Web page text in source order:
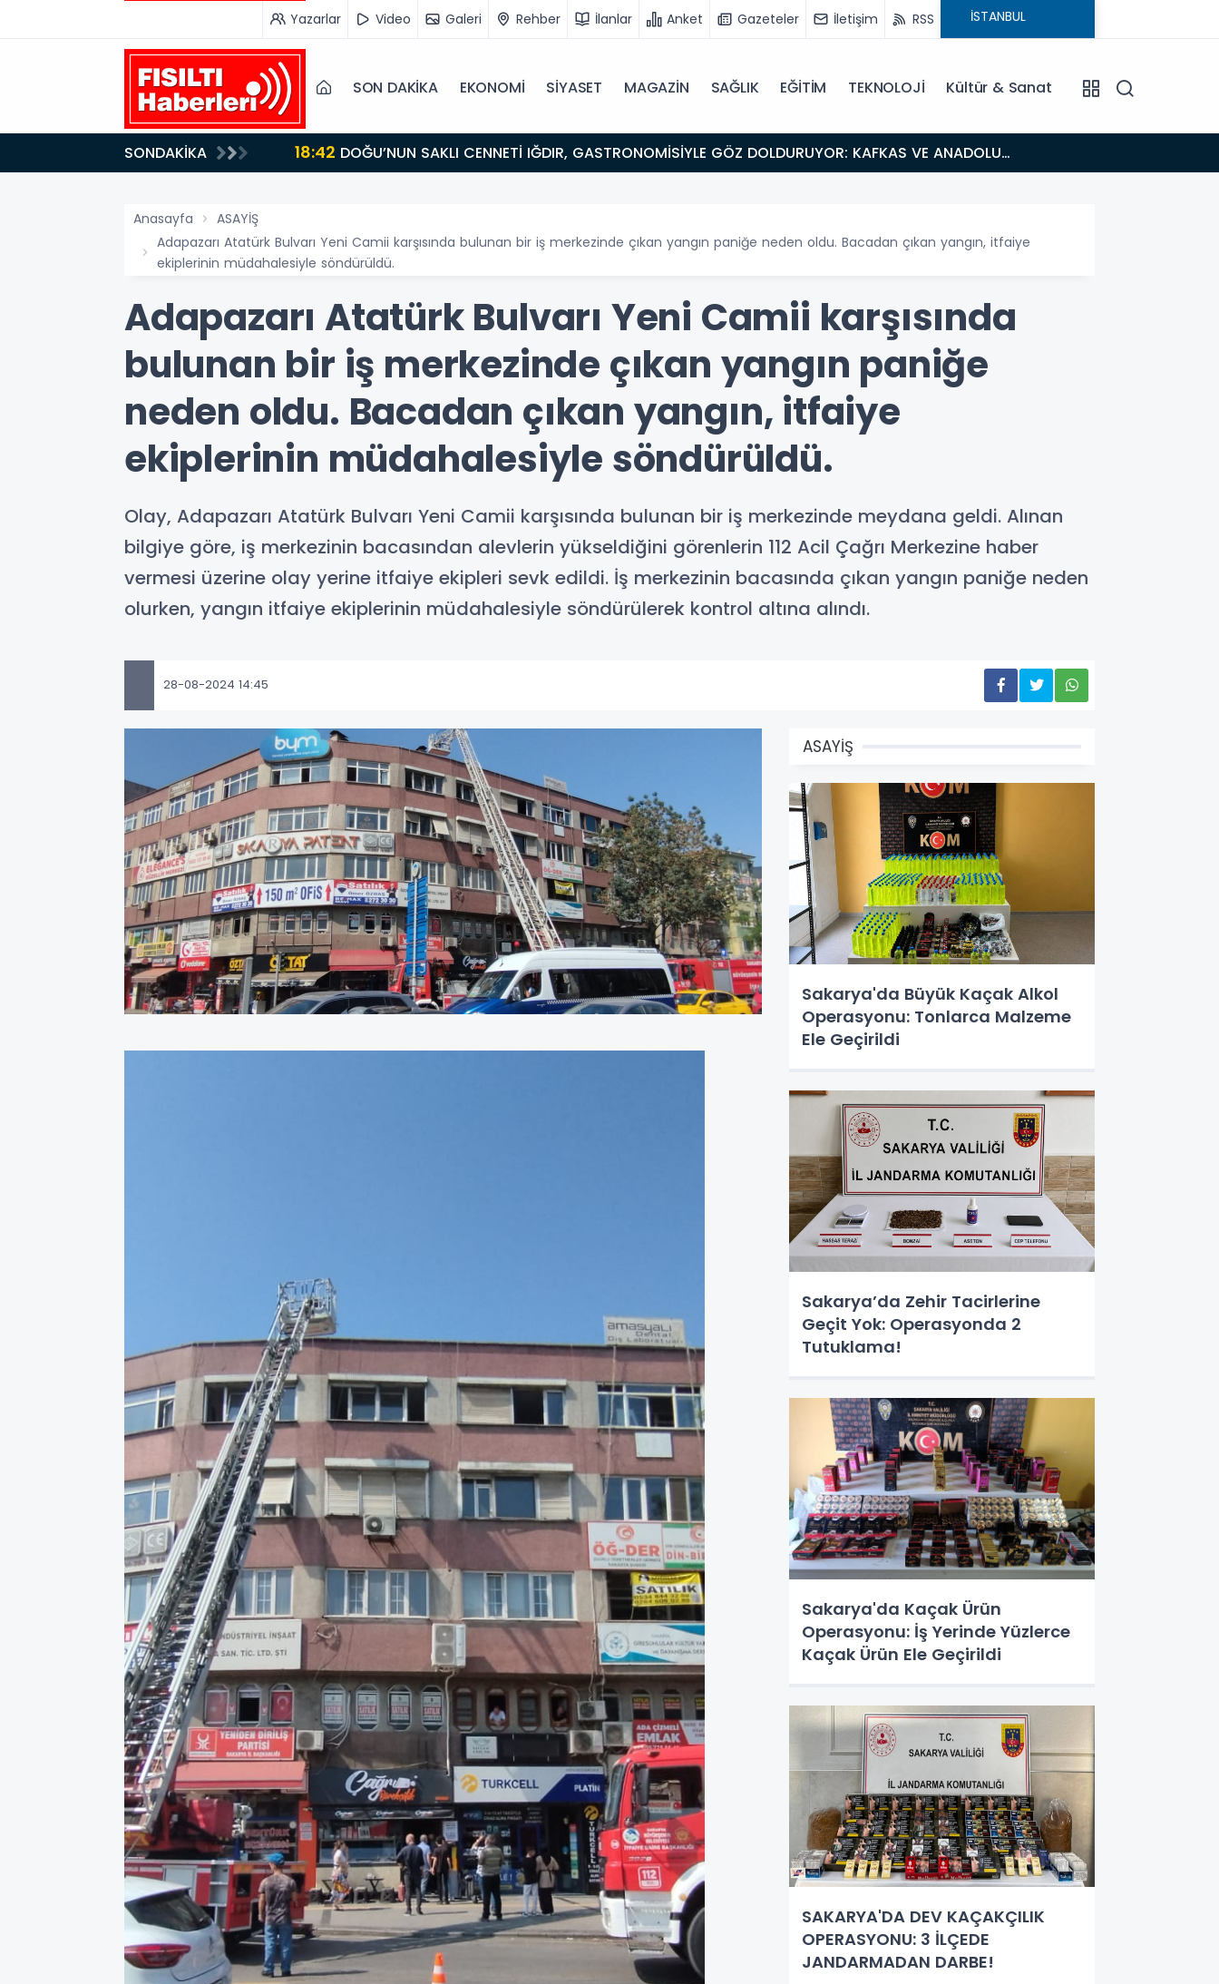
Yazarlar Video Galeri Rehber İlanlar Anket Gazeteler İletişim RSS
SON DAKİKA EKONOMİ SİYASET MAGAZİN SAĞLIK EĞİTİM TEKNOLOJİ Kültür & Sanat
SONDAKİKA 18:42
KÜLTÜRÜNÜN BULUŞMA NOKTASI
Anasayfa
ASAYİŞ
Adapazarı Atatürk Bulvarı Yeni Camii karşısında bulunan bir iş merkezinde çıkan yangın paniğe neden oldu. Bacadan çıkan yangın, itfaiye
ekiplerinin müdahalesiyle söndürüldü.
Adapazarı Atatürk Bulvarı Yeni Camii karşısında
bulunan bir iş merkezinde çıkan yangın paniğe
neden oldu. Bacadan çıkan yangın, itfaiye
ekiplerinin müdahalesiyle söndürüldü.
Olay, Adapazarı Atatürk Bulvarı Yeni Camii karşısında bulunan bir iş merkezinde meydana geldi. Alınan
bilgiye göre, iş merkezinin bacasından alevlerin yükseldiğini görenlerin 112 Acil Çağrı Merkezine haber
vermesi üzerine olay yerine itfaiye ekipleri sevk edildi. İş merkezinin bacasında çıkan yangın paniğe neden
olurken, yangın itfaiye ekiplerinin müdahalesiyle söndürülerek kontrol altına alındı.
28-08-2024 14:45
ASAYİŞ
Sakarya'da Büyük Kaçak Alkol
Operasyonu: Tonlarca Malzeme
Ele Geçirildi
Sakarya’da Zehir Tacirlerine
Geçit Yok: Operasyonda 2
Tutuklama!
Sakarya'da Kaçak Ürün
Operasyonu: İş Yerinde Yüzlerce
Kaçak Ürün Ele Geçirildi
SAKARYA'DA DEV KAÇAKÇILIK
OPERASYONU: 3 İLÇEDE
JANDARMADAN DARBE!